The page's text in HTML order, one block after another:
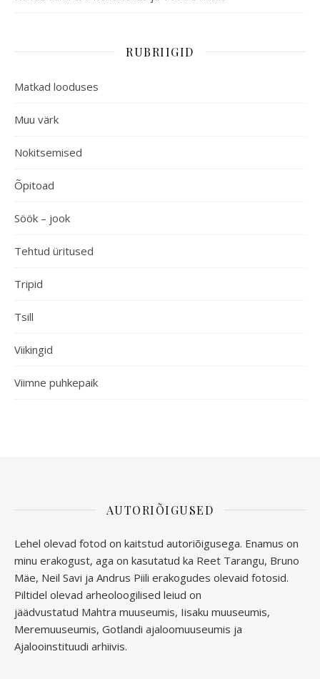
RUBRIIGID
Matkad looduses
Muu värk
Nokitsemised
Õpitoad
Söök – jook
Tehtud üritused
Tripid
Tsill
Viikingid
Viimne puhkepaik
AUTORIÕIGUSED
Lehel olevad fotod on kaitstud autoriõigusega. Enamus on
minu erakogust, aga on kasutatud ka Reet Tarangu, Bruno
Mäe, Neil Savi ja Andrus Piili erakogudes olevaid fotosid.
Piltidel olevad arheoloogilised leiud on
jäädvustatud Mahtra muuseumis, Iisaku muuseumis,
Meremuuseumis, Gotlandi ajaloomuuseumis ja
Ajalooinstituudi arhiivis.